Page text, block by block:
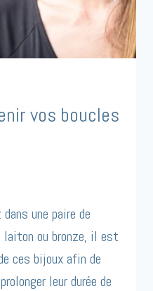
vos boucles
une paire de
laiton ou bronze, il est
ces bijoux afin de
leur durée de